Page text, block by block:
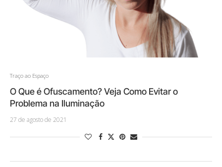
Traço ao Espaço
O Que é Ofuscamento? Veja Como Evitar o
Problema na Iluminação
27 de agosto de 2021